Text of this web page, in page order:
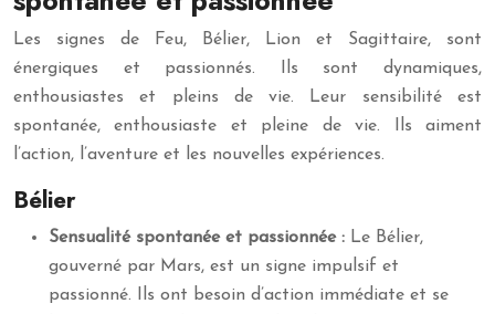
Les signes de Feu, Bélier, Lion et Sagittaire, sont
énergiques et passionnés. Ils sont dynamiques,
enthousiastes et pleins de vie. Leur sensibilité est
spontanée, enthousiaste et pleine de vie. Ils aiment
l’action, l’aventure et les nouvelles expériences.
Bélier
Sensualité spontanée et passionnée : Le Bélier,
gouverné par Mars, est un signe impulsif et
passionné. Ils ont besoin d’action immédiate et se